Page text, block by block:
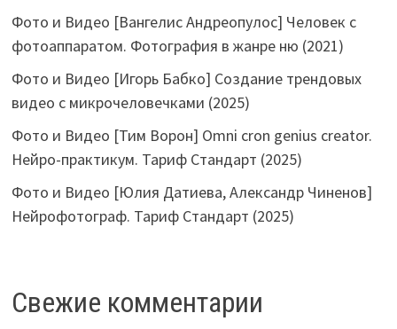
Фото и Видео [Вангелис Андреопулос] Человек с
фотоаппаратом. Фотография в жанре ню (2021)
Фото и Видео [Игорь Бабко] Создание трендовых
видео с микрочеловечками (2025)
Фото и Видео [Тим Ворон] Omni cron genius creator.
Нейро-практикум. Тариф Стандарт (2025)
Фото и Видео [Юлия Датиева, Александр Чиненов]
Нейрофотограф. Тариф Стандарт (2025)
Свежие комментарии